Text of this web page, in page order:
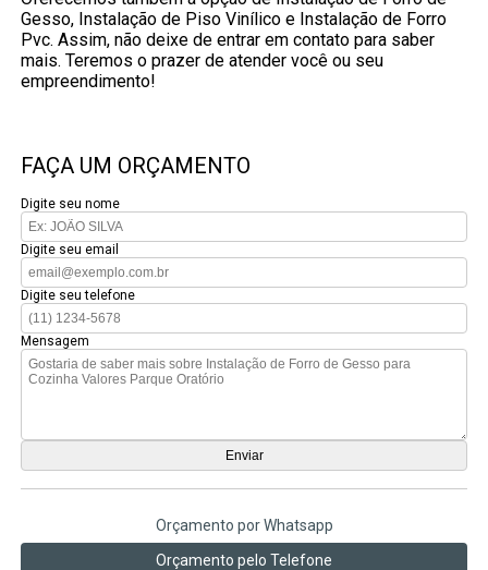
Gesso, Instalação de Piso Vinílico e Instalação de Forro
Pvc. Assim, não deixe de entrar em contato para saber
mais. Teremos o prazer de atender você ou seu
empreendimento!
FAÇA UM ORÇAMENTO
Digite seu nome
Digite seu email
Digite seu telefone
Mensagem
Orçamento por Whatsapp
Orçamento pelo Telefone